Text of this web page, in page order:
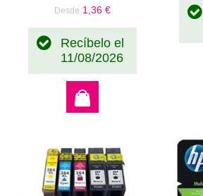
Desde 1,36 €
Recíbelo el
11/08/2026